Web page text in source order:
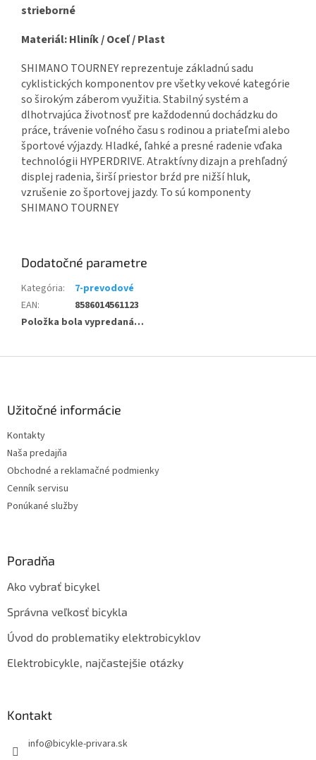
strieborné
Materiál: Hliník / Oceľ / Plast
SHIMANO TOURNEY reprezentuje základnú sadu
cyklistických komponentov pre všetky vekové kategórie
so širokým záberom využitia. Stabilný systém a
dlhotrvajúca životnosť pre každodennú dochádzku do
práce, trávenie voľného času s rodinou a priateľmi alebo
športové výjazdy. Hladké, ľahké a presné radenie vďaka
technológii HYPERDRIVE. Atraktívny dizajn a prehľadný
displej radenia, širší priestor brźd pre nižší hluk,
vzrušenie zo športovej jazdy. To sú komponenty
SHIMANO TOURNEY
Dodatočné parametre
Kategória:
7-prevodové
EAN:
8586014561123
Položka bola vypredaná…
Užitočné informácie
Kontakty
Naša predajňa
Obchodné a reklamačné podmienky
Cenník servisu
Ponúkané služby
Poradňa
Ako vybrať bicykel
Správna veľkosť bicykla
Úvod do problematiky elektrobicyklov
Elektrobicykle, najčastejšie otázky
Kontakt
info@bicykle-privara.sk